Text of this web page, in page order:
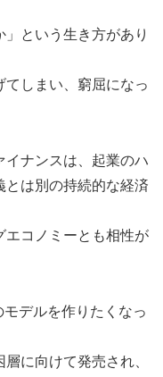
という生き方があり
しまい、窮屈になっ
イナンスは、起業のハ
とは別の持続的な経済
エコノミーとも相性が
デルを作りたくなっ
に向けて発売され、